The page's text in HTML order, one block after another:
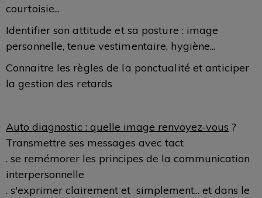
courtoisie...
Identifier son attitude et sa posture : image
personnelle, tenue vestimentaire, hygiène...
Connaitre les règles de la ponctualité et anticiper
la gestion des retards
Auto diagnostic : quelle image renvoyez-vous ?
Transmettre ses messages avec tact
. se remémorer les principes de la communication
interpersonnelle
. s'exprimer clairement et simplement... et dans le